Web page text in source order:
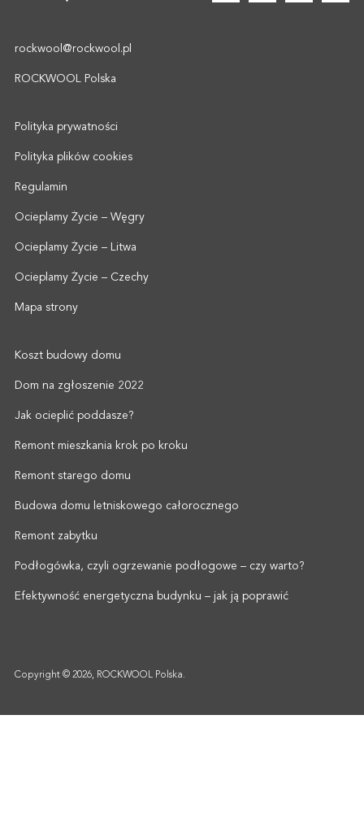
rockwool@rockwool.pl
ROCKWOOL Polska
Polityka prywatności
Polityka plików cookies
Regulamin
Ocieplamy Życie – Węgry
Ocieplamy Życie – Litwa
Ocieplamy Życie – Czechy
Mapa strony
Koszt budowy domu
Dom na zgłoszenie 2022
Jak ocieplić poddasze?
Remont mieszkania krok po kroku
Remont starego domu
Budowa domu letniskowego całorocznego
Remont zabytku
Podłogówka, czyli ogrzewanie podłogowe – czy warto?
Efektywność energetyczna budynku – jak ją poprawić
Copyright © 2026, ROCKWOOL Polska.